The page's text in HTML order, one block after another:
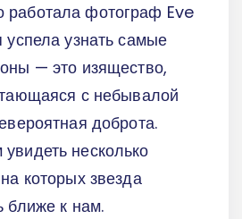
фотограф Eve
узнать самые
— это изящество,
с небывалой
доброта.
несколько
которых звезда
ближе к нам.